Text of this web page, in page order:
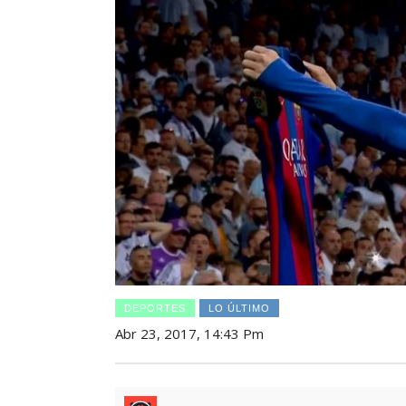
DEPORTES LO ÚLTIMO
Abr 23, 2017, 14:43 Pm